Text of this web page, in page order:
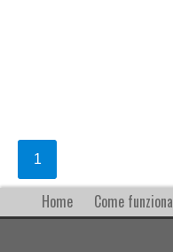
1
Home Come funziona